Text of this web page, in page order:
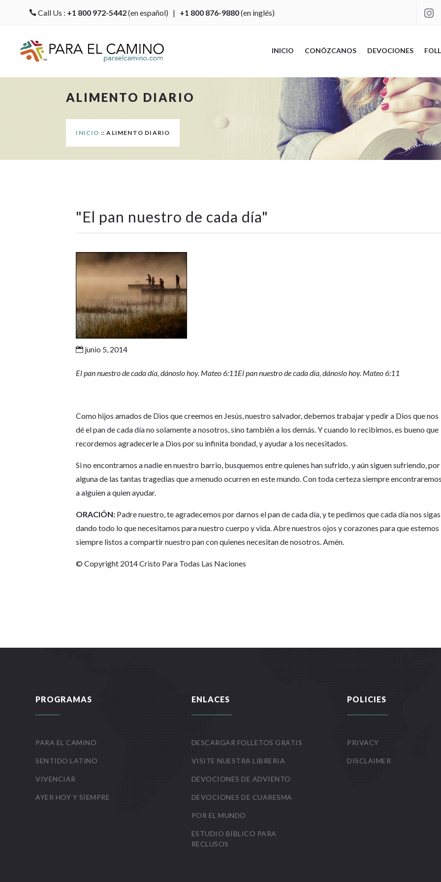
Call Us : +1 800 972-5442(en español) | +1 800 876-9880(en inglés) 
INICIO CONÓZCANOS DEVOCIONES
ALIMENTO DIARIO
INICIO :: ALIMENTO DIARIO
"El pan nuestro de cada día"
 junio 5, 2014
El pan nuestro de cada día, dánoslo hoy. Mateo 6:11El pan nuestro de cada día, dánoslo hoy. Mateo 6:11
Como hijos amados de Dios que creemos en Jesús, nuestro salvador, debemos trabajar y pedir a Dios que nos
dé el pan de cada día no solamente a nosotros, sino también a los demás. Y cuando lo recibimos, es bueno que
recordemos agradecerle a Dios por su infinita bondad, y ayudar a los necesitados.
Si no encontramos a nadie en nuestro barrio, busquemos entre quienes han sufrido, y aún siguen sufriendo, por
alguna de las tantas tragedias que a menudo ocurren en este mundo. Con toda certeza siempre
a alguien a quien ayudar.
ORACIÓN: Padre nuestro, te agradecemos por darnos el pan de cada día, y te pedimos que cada día nos sigas
dando todo lo que necesitamos para nuestro cuerpo y vida. Abre nuestros ojos y corazones para que estemos
siempre listos a compartir nuestro pan con quienes necesitan de nosotros. Amén.
© Copyright 2014 Cristo Para Todas Las Naciones
PROGRAMAS
PARA EL CAMINO
SENTIDO LATINO
VIVENCIAR
AYER HOY Y SIEMPRE
ENLACES
DESCARGAR FOLLETOS GRATIS
VISITE NUESTRA LIBRERIA
DEVOCIONES DE ADVIENTO
DEVOCIONES DE CUARESMA
POR EL MUNDO
ESTUDIO BÍBLICO PARA
RECLUSOS
POLICIES
PRIVACY
DISCLAIMER